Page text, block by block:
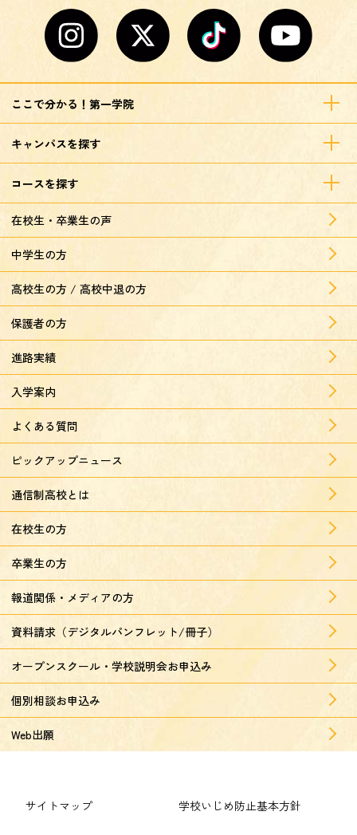
ここで分かる！第一学院
キャンパスを探す
コースを探す
在校生・卒業生の声
中学生の方
高校生の方 / 高校中退の方
保護者の方
進路実績
入学案内
よくある質問
ピックアップニュース
通信制高校とは
在校生の方
卒業生の方
報道関係・メディアの方
資料請求（デジタルパンフレット/冊子）
オープンスクール・学校説明会お申込み
個別相談お申込み
Web出願
サイトマップ 学校いじめ防止基本方針